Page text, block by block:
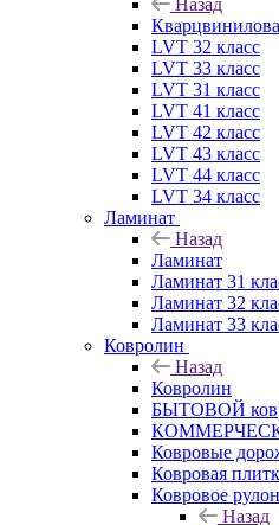
Назад
LVT 32 класс
LVT 33 класс
LVT 31 класс
LVT 41 класс
LVT 42 класс
LVT 43 класс
LVT 44 класс
LVT 34 класс
Ламинат
Назад
Ламинат
Ламинат 31
Ламинат 32
Ламинат 33
Ковролин
Назад
Ковролин
БЫТОВОЙ
Ковровые
Ковровая
Ковровое
Назад